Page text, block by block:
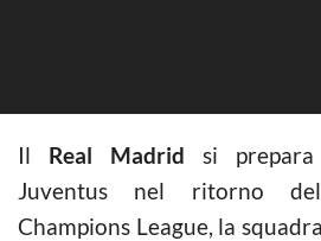
Il Real Madrid si
Juventus nel ritorno
Champions League, la